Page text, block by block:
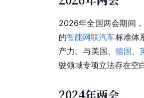
2026年全国两会期间
的智能网联汽车标准体
产力。与美国、 德国、
驶领域专项立法存在空